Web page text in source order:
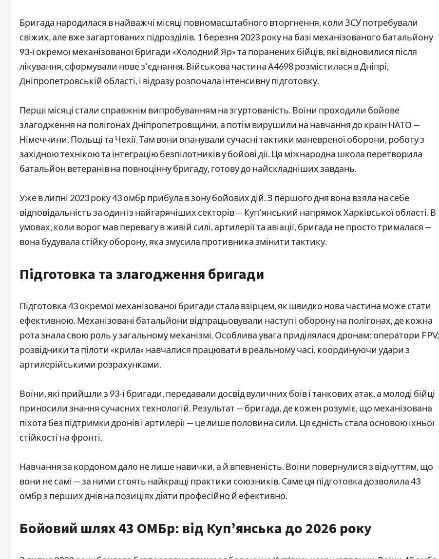
Бригада народилася в найважчі місяці повномасштабного вторгнення, коли ЗСУ потребували
свіжих, але вже загартованих підрозділів. 1 березня 2023 року на базі механізованого батальйону
93-ї окремої механізованої бригади «Холодний Яр» та поранених бійців, які відновилися після
лікування, сформували нове з’єднання. Військова частина А4698 розмістилася в Дніпрі,
Дніпропетровській області, і відразу розпочала інтенсивну підготовку.
Перші місяці стали справжнім випробуванням на згуртованість. Воїни проходили бойове
злагодження на полігонах Дніпропетровщини, а потім вирушили на навчання до країн НАТО —
Німеччини, Польщі та Чехії. Там вони опанували сучасні тактики маневреної оборони, роботу з
західною технікою та інтеграцію безпілотників у бойові дії. Ця міжнародна школа перетворила
батальйон ветеранів на повноцінну бригаду, готову до найскладніших завдань.
Уже в липні 2023 року 43 омбр прибула в зону бойових дій. З першого дня вона взяла на себе
відповідальність за один із найгарячіших секторів — Куп’янський напрямок Харківської області. В
умовах, коли ворог мав перевагу в живій силі, артилерії та авіації, бригада не просто трималася —
вона будувала стійку оборону, яка змусила противника змінити тактику.
Підготовка та злагодження бригади
Підготовка 43 окремої механізованої бригади стала взірцем, як швидко нова частина може стати
ефективною. Механізовані батальйони відпрацьовували наступ і оборону на полігонах, де кожна
рота знала свою роль у загальному механізмі. Особлива увага приділялася дронам: оператори FPV,
розвідники та пілоти «крила» навчалися працювати в реальному часі, координуючи удари з
артилерійськими розрахунками.
Воїни, які прийшли з 93-ї бригади, передавали досвід вуличних боїв і танкових атак, а молоді бійці
приносили знання сучасних технологій. Результат — бригада, де кожен розуміє, що механізована
піхота без підтримки дронів і артилерії — це лише половина сили. Ця єдність стала основою їхньої
стійкості на фронті.
Навчання за кордоном дало не лише навички, а й впевненість. Воїни повернулися з відчуттям, що
вони не самі — за ними стоять найкращі практики союзників. Саме ця підготовка дозволила 43
омбр з перших днів на позиціях діяти професійно й ефективно.
Бойовий шлях 43 ОМБр: від Куп’янська до 2026 року